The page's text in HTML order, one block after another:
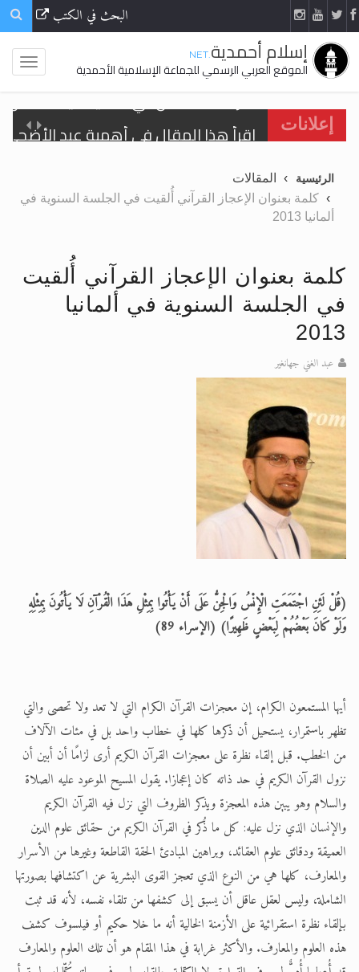
البحث في الكتب
إسلام أحمدية.NET
الموقع العربي الرسمي للجماعة الإسلامية الأحمدية
إعلانات
اقرأ هذا المقال في أهمية عيد
تعميم هامّ لأفراد الجماعة >> المزيد
اقرأ هذا الكتاب وتعرّف على حقيقة
اقرأ هذا المقال في أهمية عيد
الرئيسية
المقالات
كلمة بعنوان الإعجاز القرآني أُلقيت في الجلسة السنوية في
ألمانيا 2013
كلمة بعنوان الإعجاز القرآني أُلقيت
في الجلسة السنوية في ألمانيا
2013
عبد الغني جهانغير
(قُلْ لَئِنِ اجْتَمَعَتِ الْإِنْسُ وَالْجِنُّ عَلَى أَنْ يَأْتُوا بِمِثْلِ هَذَا الْقُرْآنِ لَا يَأْتُونَ بِمِثْلِهِ
وَلَوْ كَانَ بَعْضُهُمْ لِبَعْضٍ ظَهِيرًا) (الإسراء 89)
أيها المستمعون الكرام، إن معجزات القرآن الكرام التي لا تعد ولا تحصى والتي تظهر باستمرار، يستحيل أن ذكرها كلها في خطاب واحد بل في مئات الآلاف من الخطب. قبل إلقاء نظرة على معجزات القرآن الكريم أرى لزامًا أن أبين أن نزول القرآن الكريم في حد ذاته كان إعجازا. يقول المسيح الموعود عليه الصلاة والسلام وهو يبين هذه المعجزة ويذكر الظروف التي نزل فيه القرآن الكريم والإنسان الذي نزل عليه: كل ما ذُكر في القرآن الكريم من حقائق علوم الدين العميقة ودقائق علوم العقائد، وبراهين المبادئ الحقة القاطعة وغيرها من الأسرار والمعارف، كلها هي من النوع الذي تعجز القوى البشرية عن اكتشافها بصورتها الشاملة، وليس لعقل عاقل أن يسبق إلى كشفها من تلقاء نفسه، لأنه قد ثبت بإلقاء نظرة استقرائية على الأزمنة الخالية أنه ما خلا حكيم أو فيلسوف كشف هذه العلوم والمعارف. والأكثر غرابة في هذا المقام هو أن تلك العلوم والمعارف قد أُعطيها أُمِيٌّ لم يعرف القراءة ولا الكتابة مطلقا، ولم ير في حياته كُتّابا، ولم يقرأ حرفا واحدا في كتاب، ولم تتيسر له صحبة أحد من أصحاب العلم أو الحكماء، بل مكث مع البدو المتوحشين عمرا. فقد وُلد فيهم وتربّى بين ظهرانيهم وخالطهم. وإن كون النبي r أميًّا غير قارئ أمرٌ بديهي تماما لا يجهله مؤرخ من مؤرخي الإسلام. (البراهين الأحمدية، ص561-563) إن القرآن الكريم هو الكتاب المقدس الذي يحتوي على الحقائق والمعارف التي لا يمكن أن يباريه فيها أي كتاب في العالم. إن من معجزات القرآن الكريم أن لا أحد قدر على الإتيان بمثله. لقد كتب المسيح الموعود عليه الصلاة والسلام بهذا الشأن وقال: إن القرآن الكريم يبين ميزاته وكمالاته بنفسه، ويدّعي أنه عديم النظير مقابل المخلوقات كلها، ويعلن بأعلى صوته: هل من معارض؟ إن دقائقه وحقائقه ليست واحدة أو اثنتين حتى يشك فيها جاهل، بل هي متدفقة كبحر زخار، وحيثما تُلقون نظرة ترونها متلألئة كنجوم السماء. ليست هناك حقيقة فاتتْه، وليست هناك حكمة لم يحط بها بيانُه، وليس هناك نور لا يُنال باتّباعه. وإن هذه الأمور ليست بلا إثبات، وليس كلاما يتفوه به المرء باللسان فحسب، بل هي حقيقة متحققة وبديهية الثبوت وظلت منيرة منذ 1300 عاما على التوالي. ولقد كتبتُ هذه الحقيقة في كتابي بإسهاب، وقد بيّنتُ دقائق القرآن الكريم ومعارفه بما فيه الكفاية لإقناع كل طالب صادق وطَمْأَنَتِه بدقائق تتدفق كبحر عظيم. وأنّى لأحد الآن أن يحطّ بهرائه وهذيانه من شأن هذا النور العظيم ؟ أما إذا انتابت قلبَ أحد شبهةُ أن جميع هذه الدقائق والمعارف والحقائق والخواص التي أُثبت وجودها في القرآن الكريم يمكن استخراجها من كتاب آخر أيضا، فإن الطريق السديد للمناظرة هو أن يقدِّم دقائقَ ذلك الكتاب ومعارفه وخواصه مستوفيًا الشروط المذكورة من قبلُ. وكما يحتوي هذا الكلامُ المقدس على ردّ المعتقدات الباطلة ويُثبت كل اعتقاد صحيح بأدلة عقلية، وكما ذُكرت المعارف والحقائق الإلهية في هذه الصحف المقدسة، وكما توجد فيها الخواص العجيبة والتأثيرات الغريبة لتنوير القلوب كما أثبتناها في هذا الكتاب؛ فيجب على المعارض أن يُخرجها كلّها من كتابه على غرار ذلك. (البراهين الأحمدية، ص562-567) وقال المسيح الموعود عليه الصلاة والسلام عن كون حقائق القرآن ودقائقه غير محدودة، وانكشاف معارفه المتجدد في كل عصر: ليكن معلوما أن إعجاز القرآن الواضح والبيِّن على كل قوم وكافة أصحاب اللغات، والذي بتقديمه يمكننا أن نُفحم كل شخص ونُدينه ونُسكته سواء أكان هنديا أو فارسيا أو أوروبيا أو أميركيًا أو من أي بلد آخر، هو معارفه وحقائقه وعلومه الحكيمة اللامحدودة التي تُكشف بحسب حاجة كل عصر، وهي مستعدة كجنود مدَجّجين لمواجهة الأفكار المتجددة في كل زمن. ولو كان القرآن محدودا من حيث حقائقه ودقائقه لما عُدّ معجزة تامة قط. البلاغة والفصاحة وحدها ليست بالأمر الذي يمكن أن يدرك كلُ مثقف وغير مثقف وجه إعجازها، إنما الإعجاز المبين هو أنه يضم في طياته معارف ودقائق غير محدودة. والذي لا يعترف بهذا الإعجاز القرآني فهو محروم تماما من علم القرآن الكريم. ومن لم يؤمن بذلك الإعجاز فوالله ما قدر القرآن حقّ قدره، وما عرف الله حقّ معرفته، وما وقّر الرسول حق توقيره. يا عباد الله، اعلموا يقينا أن إعجاز القرآن الكريم من حيث المعارف والحقائق غير المحدودة إعجاز كامل قد عمل في كل عصر أكثر من عمل السيف. وفيه ردٌّ كامل ودفاع كامل وحجة كاملة على ما يأتي به كل عصر من الشبهات نتيجة ظروفه المتجددة، أو ما يدّعيه من المعارف السامية. لا يسع أحدا سواء أكان من أتباع طائفة الـ "براهمو" أو البوذية أو الآريا أو فيلسوفا من طراز آخر، أن يستخرج حقائق ربانية لم توجد في القرآن الكريم مسبقا. إن عجائب القرآن الكريم لن تنتهي أبدا. كما لم تقتصر عجائب صحيفة الفطرة وغرائبها على زمن خلا، بل تتجدد دائما، وكذلك الحال بالنسبة إلى هذه الصحف المطهرة، وذلك ليتحقق الانسجام التام بين قول الله تعالى وفعله. ولقد كتبت من قبل أن عجائب القرآن الكريم ظلتْ تُكشَف عليّ في معظم الأحيان بواسطة الإلهام باستمرار، ومعظمها مما ليس له أيّ أثر في كتب التفسير. فمثلا كُشف عليّ أن المدة التي مضت منذ خلق آدم إلى النبي r قد ذُكرت كلها في الحساب العددي لسورة العصر بحساب الجمَّل، وهي4740 عاما حسب التقويم القمري. قولوا الآن بالله عليكم، في أيّ تفسير ذُكرت هذه الدقائق القرآنية التي هي أبرز إعجاز للقرآن الكريم؟ كذلك فتح الله عليّ نقطة أخرى من المعارف القرآنية أن المراد من: ]إِنَّا أَنْزَلْنَاهُ فِي لَيْلَةِ الْقَدْرِ[ ليس فقط أنها ليلة مباركة نزل فيها القرآن، بل إلى جانب هذا المعنى - الذي هو صحيح طبعا - هناك معانٍ أخرى في باطن هذه الآية، وقد بيّنتها في كتيب "فتح الإسلام". قولوا الآن، في أيّ تفسير وردت هذه المعارف الحقة؟ وتذكّروا أيضا أنه إذا كان إلى جانب أحد معاني القرآن الكريم معنى آخر أيضا فلا يحدث تناقُض، ولا يحدث في هدي القرآن الكريم نقص، بل كان نورًا إضافيًا ينضم إلى نورٍ موجود سابقًا ويُري نور عظمة الفرقان بصورة أجلى من ذي قبل - مع أن الزمن يثير بطبيعة الحال أفكارا متجددة وغير محدودة بسبب تقلبات الدهر غير المحدودة - فظهوره بأسلوب جديد وإظهاره علوما متجددة دائما للعيان وإراءته المحدَثات والأمور البديعة، لهو أمر محتوم. إذا لم يتدارك الكتاب الذي يدّعي كونه خاتَم الكتب تقلبات الدهر بما يناسب مقتضى الحال، فلا يمكن اعتباره خاتَم الكتب على الإطلاق. أما إذا وُجد في ذلك الكتاب أسباب مكنونة ضرورية لتدارك كل حالة من حالات الزمن، فلا بد لنا من التسليم أن القرآن الكريم يحوي معارف غير محدودة دون أدنى شك، ويتكفّل حاجات كل زمن بصورة كاملة. وليكن معلوما أيضا أنه قد جرت سنة الله مع كل ملهَم كامل أن تنكشف عليه دائمًا عجائب القرآن المكنونة. بل في كثير من الأحيان تُلقى على قلب الملهَم آية قرآنية إلهاما، ويراد منها معنى آخر بصرفها عن المعنى الحقيقي، كما يقول المرحوم المولوي عبد الله الغزنوي في إحدى رسائله: أُلهم إليّ ذات مرة: "قلنا يا نار كوني بردا وسلاما" ولكني لم أفهم معناها، ثم أُلهمتُ: "قلنا يا صبر كوني بردا وسلاما"، ففهمت أن المراد من النار هنا هو الصبر. (إزالة الأوهام، ص255-262) لقد بين المسيح الموعود عليه الصلاة والسلام أربعة أنواع لمعجزات القرآن الكريم فقال: للمعجزات والخوارق القرآنية أربعة أقسام، (1) معجزات عقلية (2) معجزات علمية (3) معجزات البركات الروحانية (4) معجزات التصرفات الخارجية. فالمعجزات من الرقم 1-2-3 من الخواص الذاتية للقرآن الكريم وهي عظيمة جدا وبدهي الثبوت، بحيث يستطيع أن يكتشفها كل إنسان في عصر متجددة مثل حادث رآه بأم عينه، أما المعجزات من الرقم 4 أي التصرفات الخارجية فهي الخوارق الخارجية التي لا علاقة ذاتية لها بالقرآن الكريم، ومنها معجزة انشقاق القمر، فالميزة الأصلية للقرآن الكريم وجماله وحسنه يرتبط بأنواع ثلاثة من المعجزات، بل الآية العظمى لكل كلام إلهي أن يتضمن شيئا من المعجزات من هذه الأنواع الثلاثة، أما القرآن الكريم فتوجد فيه المعجزات من كل هذه الأنواع الثلاثة على أعلى وأكمل وأتم وجه، ويقدمها القرآن الكريم مرارا إثباتا على كونه منقطع النظير والمثال، كما يقول: ]قُلْ لَئِنِ اجْتَمَعَتِ الْإِنْسُ وَالْجِنُّ عَلَى أَنْ يَأْتُوا بِمِثْلِ هَذَا الْقُرْآَنِ لَا يَأْتُونَ بِمِثْلِهِ وَلَوْ كَانَ بَعْضُهُمْ لِبَعْضٍ ظَهِيرًا[ (الإسراء 89) ..(أي جميع المخلوقات). ثم يقول: ]مَا فَرَّطْنَا فِي الْكِتَابِ مِنْ شَيْءٍ[ (الأنعام 39) (أي لم تبق أي حقيقية دينية خارج هذا الكتاب (القرآن الكريم) بل هو يحتوي على جميع الحقائق والمعارف) ثم يقول في آية أخرى ]وَنَزَّلْنَا عَلَيْكَ الْكِتَابَ تِبْيَانًا لِكُلِّ شَيْءٍ[ (النحل: 90) (أي نزلنا هذا الكتاب (القرآن الكريم) المشتمل على جميع العلوم الضرورية. ثم يقول ]يَتْلُو صُحُفًا مُطَهَّرَةً * فِيهَا كُتُبٌ قَيِّمَةٌ[ (البينة 3-4) أي هذا القرآن الكريم أوراقا مقدسة تشمل مغزى جميع الكتب السماوية ولبها. ثم يقول: ]وَإِنْ كُنْتُمْ فِي رَيْبٍ مِمَّا نَزَّلْنَا عَلَى عَبْدِنَا فَأْتُوا بِسُورَةٍ مِنْ مِثْلِهِ .... فَإِنْ لَمْ تَفْعَلُوا وَلَنْ تَفْعَلُوا فَاتَّقُوا النَّارَ الَّتِي وَقُودُهَا النَّاسُ وَالْحِجَارَةُ أُعِدَّتْ لِلْكَافِرِينَ[ (البقرة 24-25) .. أي إذا كنتم لا تعدونه كلام الله وتظنون أن الإنسان قادر على الإتيان بمثل هذا الكلام فاصنعوا أنتم أيضا سورة تشتمل على الكمالات الظاهرية والباطنية مثله، ... الحجارة (الأوثان) ... أي الأصنام والمشركون والعصاة هم يتسببون في اتقاد هذه النار، فلو لم يكن في الدنيا عبادة الأوثان والشرك والإلحاد والمعصية لما اشتعلت تلك النار، فكأن هذه الأشياء حصرا وقودها وتتسبب في اشتعالها. ثم قال في موضع آخر ]لَوْ أَنْزَلْنَا هَذَا الْقُرْآَنَ عَلَى جَبَلٍ لَرَأَيْتَهُ خَاشِعًا مُتَصَدِّعًا مِنْ خَشْيَةِ اللَّهِ وَتِلْكَ الْأَمْثَالُ نَضْرِبُهَا لِلنَّاسِ لَعَلَّهُمْ يَتَفَكَّرُونَ[ (الحشر 22)، ... لكي يتفكر الناس لاكتشاف عظمة الكلام الإلهي. فهذا ذكْر الكمالات الإعجازية التي توجد في أوراقها الغالية، إلا أن إعجاز التصرفات الخارجية أيضا توجد في القرآن الكريم بكثرة، فإن هذا النوع من المعجزات بمثابة الحلي لجمال القرآن الكريم التي يُحلَّى بها الجميلون، والظاهر أن النفوس ليست بحاجة إلى جمال الحلي، وإن كانت تزيد الجمال لمعانا وتألقا. وليكن معلوما هنا أن معجزات التصرفات الخارجية قد وردت في القرآن الكريم على عدة أنواع. وكذلك قد ذكرت في القرآن الكريم أنواع عديدة لتأييد الله العجيب والتصرفات الإلهية (التي هي خارقة العادة)، وملخصها أنه كيف أن الله بعث نبيه مسكينا وفقيرا ويتيما ووحيدا وعديم الحيلة ثم جعله في مدة قصيرة جدا تقل عن 30 عاما منتصرا على عالم ووهب له الغالبة على أمبراطور القسطنطينة وملوك ديار الشام ومصر والبلاد بين دجلة وفرات وغيرها، وفي هذه المدة القصيرة مدّ سلسلة هذه الفتوح من شبه الجزيرة العربية إلى نهر جيحون وتنبأ باعتناق هذه البلاد الإسلامَ سلفا في القرآن الكريم. فحين ألقى كبار المثقفين الأفاضل الإنجليز النظر على الفتوح العجيبة والغريبة في حالة انعدام الوسائل هذه شهدوا هم أيضا على أنه لا يوجد أي نظير في تاريخ العالم لسرعة انتشار السلطنة الإسلامية والإسلام في العالم، والواضح أن الذي لا يوجد له نظير يسمى بتعبير آخر المعجزة أيضا، باختصار قد ورد في القرآن الكريم ذكر التصرفات الخارجية أيضا في آيات عدة بصفتها خارقة العادة، بل إذا رأيتم بعيون باصرة فكل عبارة من هذا الكلام المقدس تذكر بملء صوتها التأييدات الإلهية. (كحل لعيون الآريا، ص60-67) إن العاملين بتعاليم القرآن الكريم يعطون نعمة أن يروا بأم أعينهم المعجزات المدهشة من التأييدات الإلهية والتصرفات الربانية، وإن تاريخ الإسلام كله شاهد على آلاف المسلين الصالحين الأولياء الذين طهروا نفوسهم ببركات القرآن الكريم قد أرأوا في كل عصر معجزات قبولية أدعيتهم، مما يملأ القلوب بنور الإيمان. وهذه الأحداث كثيرة لا تعد ولا